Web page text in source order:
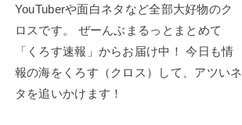
YouTuberや面白ネタなど全部大好物のク
ロスです。 ぜーんぶまるっとまとめて
「くろす速報」からお届け中！ 今日も情
報の海をくろす（クロス）して、アツいネ
タを追いかけます！